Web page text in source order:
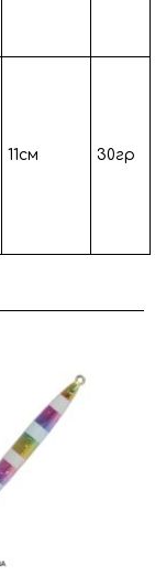
11см 30гр